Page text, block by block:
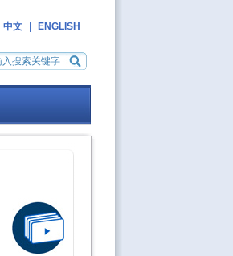
中文 ENGLISH